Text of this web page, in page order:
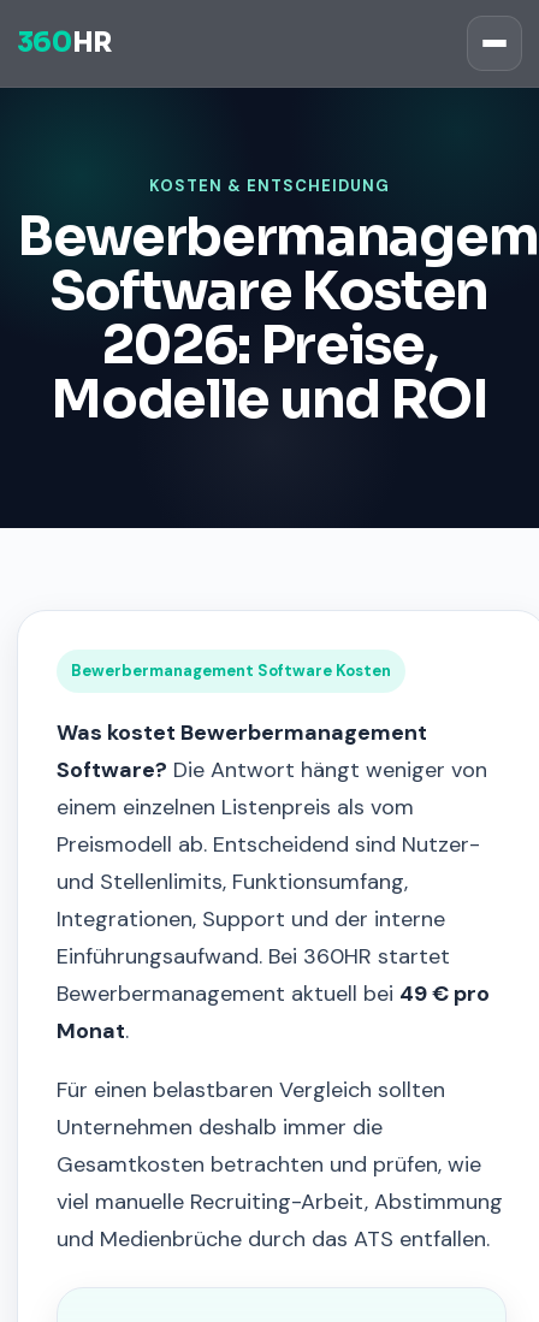
360 HR
KOSTEN & ENTSCHEIDUNG
Software Kosten
2026: Preise,
Modelle und ROI
Bewerbermanagement Software Kosten
Was kostet Bewerbermanagement
Software? Die Antwort hängt weniger von
einem einzelnen Listenpreis als vom
Preismodell ab. Entscheidend sind Nutzer-
und Stellenlimits, Funktionsumfang,
Integrationen, Support und der interne
Einführungsaufwand. Bei 360HR startet
Bewerbermanagement aktuell bei 49 € pro
Monat.
Für einen belastbaren Vergleich sollten
Unternehmen deshalb immer die
Gesamtkosten betrachten und prüfen, wie
viel manuelle Recruiting-Arbeit, Abstimmung
und Medienbrüche durch das ATS entfallen.